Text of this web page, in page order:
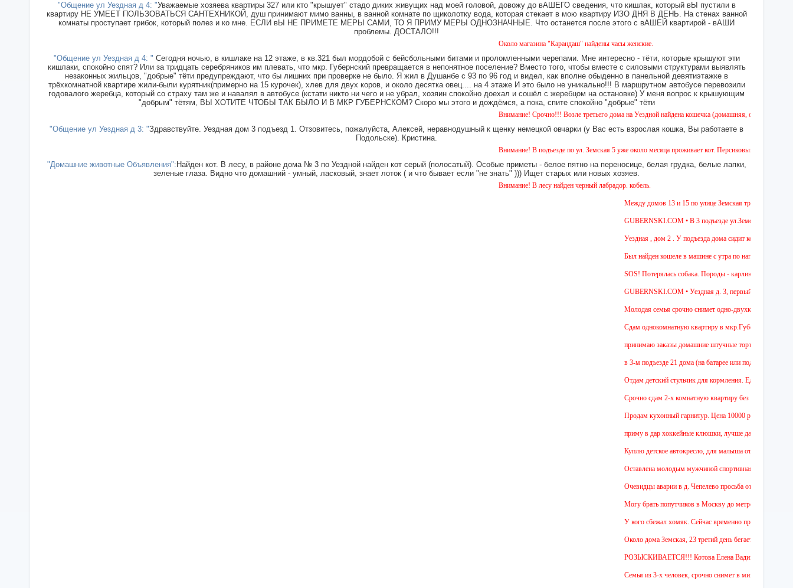
"Общение ул Уездная д 4: "Уважаемые хозяева квартиры 327 или кто "крышует" стадо диких живущих над моей головой, довожу до вАШЕГО сведения, что кишлак, который вЫ пустили в
квартиру НЕ УМЕЕТ ПОЛЬЗОВАТЬСЯ САНТЕХНИКОЙ, душ принимают мимо ванны, в ванной комнате по щиколотку вода, которая стекает в мою квартиру ИЗО ДНЯ В ДЕНЬ. На стенах ванной
комнаты проступает грибок, который полез и ко мне. ЕСЛИ вЫ НЕ ПРИМЕТЕ МЕРЫ САМИ, ТО Я ПРИМУ МЕРЫ ОДНОЗНАЧНЫЕ. Что останется после этого с вАШЕЙ квартирой - вАШИ
проблемы. ДОСТАЛО!!!
Около магазина "Карандаш" найдены часы женские.
"Общение ул Уездная д 4: " Сегодня ночью, в кишлаке на 12 этаже, в кв.321 был мордобой с бейсбольными битами и проломленными черепами. Мне интересно - тёти, которые крышуют эти
кишлаки, спокойно спят? Или за тридцать серебряников им плевать, что мкр. Губернский превращается в непонятное поселение? Вместо того, чтобы вместе с силовыми структурами выявлять
незаконных жильцов, "добрые" тёти предупреждают, что бы лишних при проверке не было. Я жил в Душанбе с 93 по 96 год и видел, как вполне обыденно в панельной девятиэтажке в
трёхкомнатной квартире жили-были курятник(примерно на 15 курочек), хлев для двух коров, и около десятка овец.... на 4 этаже И это было не уникально!!! В маршрутном автобусе перевозили
годовалого жеребца, который со страху там же и навалял в автобусе (кстати никто ни чего и не убрал, хозяин спокойно доехал и сошёл с жеребцом на остановке) У меня вопрос к крышующим
"добрым" тётям, ВЫ ХОТИТЕ ЧТОБЫ ТАК БЫЛО И В МКР ГУБЕРНСКОМ? Скоро мы этого и дождёмся, а пока, спите спокойно "добрые" тёти
Внимание! Срочно!!! Возле третьего дома на Уездной найдена кошечка (домашняя, около 5 месяцев).
"Общение ул Уездная д 3: "Здравствуйте. Уездная дом 3 подъезд 1. Отзовитесь, пожалуйста, Алексей, неравнодушный к щенку немецкой овчарки (у Вас есть взрослая кошка, Вы работаете в
Подольске). Кристина.
Внимание! В подъезде по ул. Земская 5 уже около месяца проживает кот. Персиковый окрас, не
"Домашние животные Объявления": Найден кот. В лесу, в районе дома № 3 по Уездной найден кот серый (полосатый). Особые приметы - белое пятно на переносице, белая грудка, белые лапки,
зеленые глаза. Видно что домашний - умный, ласковый, знает лоток ( и что бывает если "не знать" ))) Ищет старых или новых хозяев.
Внимание! В лесу найден черный лабрадор. кобель.
Между домов 13 и 15 по улице Земская третий день бегает
GUBERNSKI.COM • В 3 подъезде ул.Земская, д.6 сидит
Уездная , дом 2 . У подъезда дома сидит котёнок , 4-5 мес
Был найден кошеле в машине с утра по направлению в
SOS! Потерялась собака. Породы - карликовая такса.
GUBERNSKI.COM • Уездная д. 3, первый подъезд
Молодая семья срочно снимет одно-двухкомнатную
Cдам однокомнатную квартиру в мкр.Губернский
принимаю заказы домашние штучные торты(медовик,
в 3-м подъезде 21 дома (на батарее или под ней в холле)
Отдам детский стульчик для кормления. Единственный
Срочно сдам 2-х комнатную квартиру без мебели. В Чехове
Продам кухонный гарнитур. Цена 10000 рублей. Торг
приму в дар хоккейные клюшки, лучше даже несколько:)
Куплю детское автокресло, для малыша от 1 года.
Оставлена молодым мужчиной спортивная сумка.
Очевидцы аварии в д. Чепелево просьба откликнуться.
Могу брать попутчиков в Москву до метро Аннино.
У кого сбежал хомяк. Сейчас временно проживает в 48
Около дома Земская, 23 третий день бегает черный
РОЗЫСКИВАЕТСЯ!!! Котова Елена Вадимовна!!
Семья из 3-х человек, срочно снимет в микр.Губернский 1